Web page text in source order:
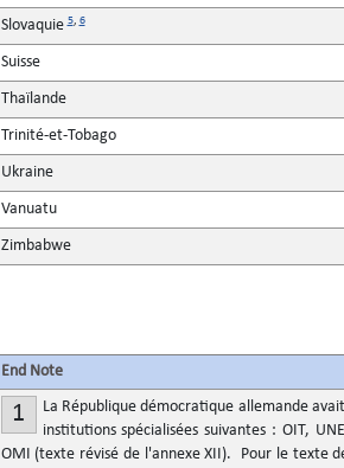
Slovaquie5, 6
Suisse
Thaïlande
Trinité-et-Tobago
Ukraine
Vanuatu
Zimbabwe
End Note
1
La République démocratique allemande
institutions spécialisées suivantes : OIT,
OMI (texte révisé de l'annexe XII). Pour le texte